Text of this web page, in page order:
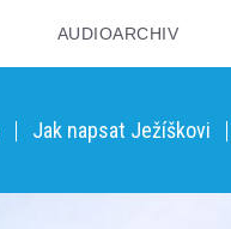
AUDIOARCHIV
Jak napsat Ježíškovi